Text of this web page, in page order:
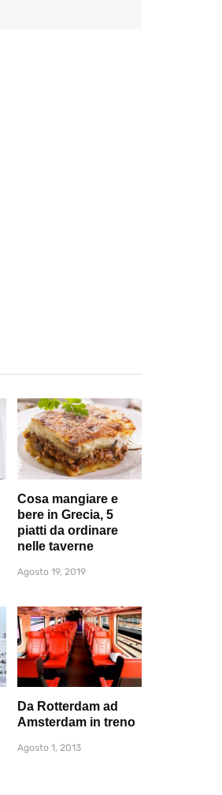
Cosa mangiare e
bere in Grecia, 5
piatti da ordinare
nelle taverne
Agosto 19, 2019
Da Rotterdam ad
Amsterdam in treno
Agosto 1, 2013